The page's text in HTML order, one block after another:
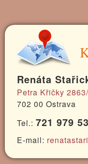
Renáta
Petra Křičky
702 00 Ostrava
Tel.: 721 979
E-mail: